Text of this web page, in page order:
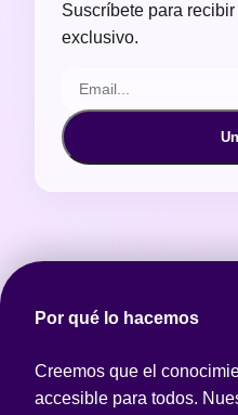
Suscríbete para
exclusivo.
Por qué lo hacemos
Creemos que el
accesible para todos.